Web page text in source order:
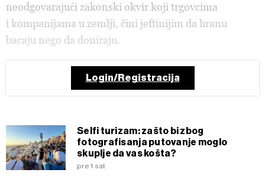
neodgovarajući zakonski okvir koji trgovcima
i kompanijama u zemlji, čini jeftinijim da hranu
bacaju nego da doniraju.
Login/Registracija
Selfi turizam: zašto bi zbog
fotografisanja putovanje moglo
skuplje da vas košta?
pre 1 sat